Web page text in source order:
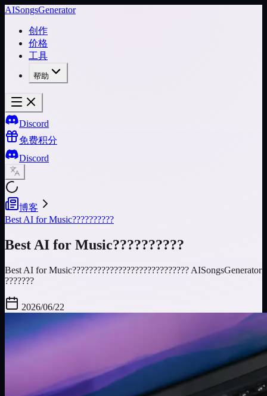
AISongsGenerator
创作
价格
工具
帮助
Discord
免费积分
Discord
博客
Best AI for Music??????????
Best AI for Music??????????
Best AI for Music???????????????????????????? AISongsGenerator
???????
2026/06/22